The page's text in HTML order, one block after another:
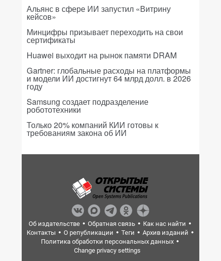
Альянс в сфере ИИ запустил «Витрину
кейсов»
Минцифры призывает переходить на свои
сертификаты
Huawei выходит на рынок памяти DRAM
Gartner: глобальные расходы на платформы
и модели ИИ достигнут 64 млрд долл. в 2026
году
Samsung создает подразделение
робототехники
Только 20% компаний КИИ готовы к
требованиям закона об ИИ
Об издательстве Обратная связь
Как нас найти
Контакты
О републикации Теги
Архив изданий
Политика обработки персональных данных
Change privacy settings